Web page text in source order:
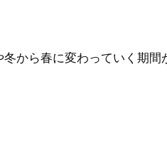
から春に変わっていく期間